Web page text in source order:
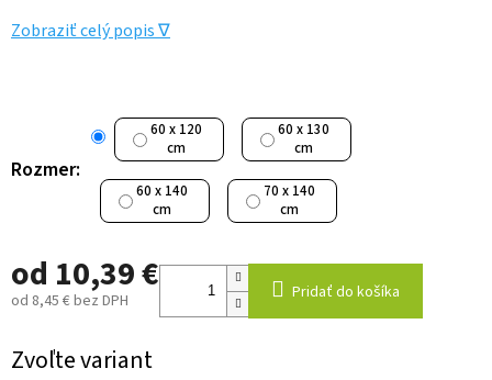
Zobraziť celý popis ∇
Rozmer:
60 x 120
cm
60 x 130
cm
60 x 140
cm
70 x 140
cm
od 10,39 €
od 8,45 €bez DPH
cena:
Pridať do košíka
Zvoľte variant